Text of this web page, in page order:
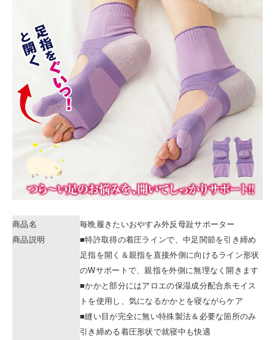
商品名
毎晩履きたいおやすみ外反母趾サポーター
商品説明
■特許取得の着圧ラインで、中足関節を引き締め
足指を開く＆親指を直接外側に向けるライン形状
のWサポートで、親指を外側に無理なく開きます
■かかと部分にはアロエの保湿成分配合糸モイス
トを使用し、気になるかかとを寝ながらケア
■縫い目が完全に無い特殊製法＆必要な箇所のみ
引き締める着圧形状で就寝中も快適